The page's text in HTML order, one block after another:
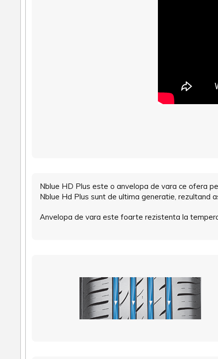
Nblue HD Plus este o anvelopa de vara ce ofera
Nblue Hd Plus sunt de ultima generatie, rezultand
Anvelopa de vara este foarte rezistenta la